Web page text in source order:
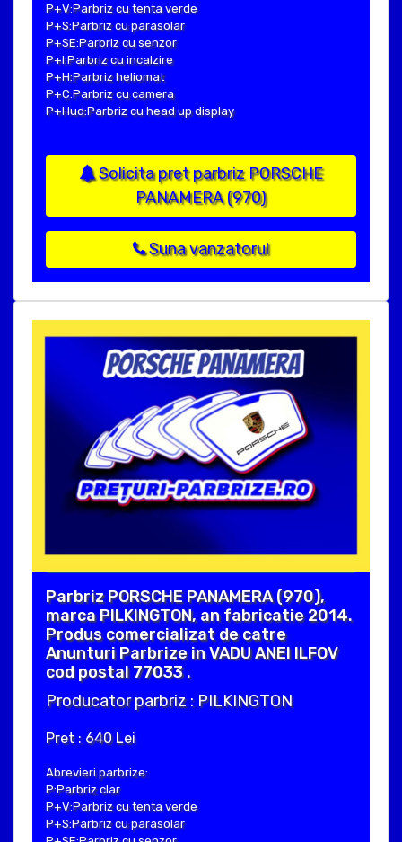
P+V:Parbriz cu tenta verde
P+S:Parbriz cu parasolar
P+SE:Parbriz cu senzor
P+I:Parbriz cu incalzire
P+H:Parbriz heliomat
P+C:Parbriz cu camera
P+Hud:Parbriz cu head up display
Solicita pret parbriz PORSCHE
PANAMERA (970)
Suna vanzatorul
Parbriz PORSCHE PANAMERA (970),
marca PILKINGTON, an fabricatie 2014.
Produs comercializat de catre
Anunturi Parbrize in VADU ANEI ILFOV
cod postal 77033 .
Producator parbriz : PILKINGTON
Pret : 640 Lei
Abrevieri parbrize:
P:Parbriz clar
P+V:Parbriz cu tenta verde
P+S:Parbriz cu parasolar